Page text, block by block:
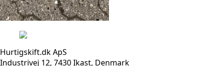
Hurtigskift.dk ApS
Industrivej 12, 7430 Ikast, Denmark